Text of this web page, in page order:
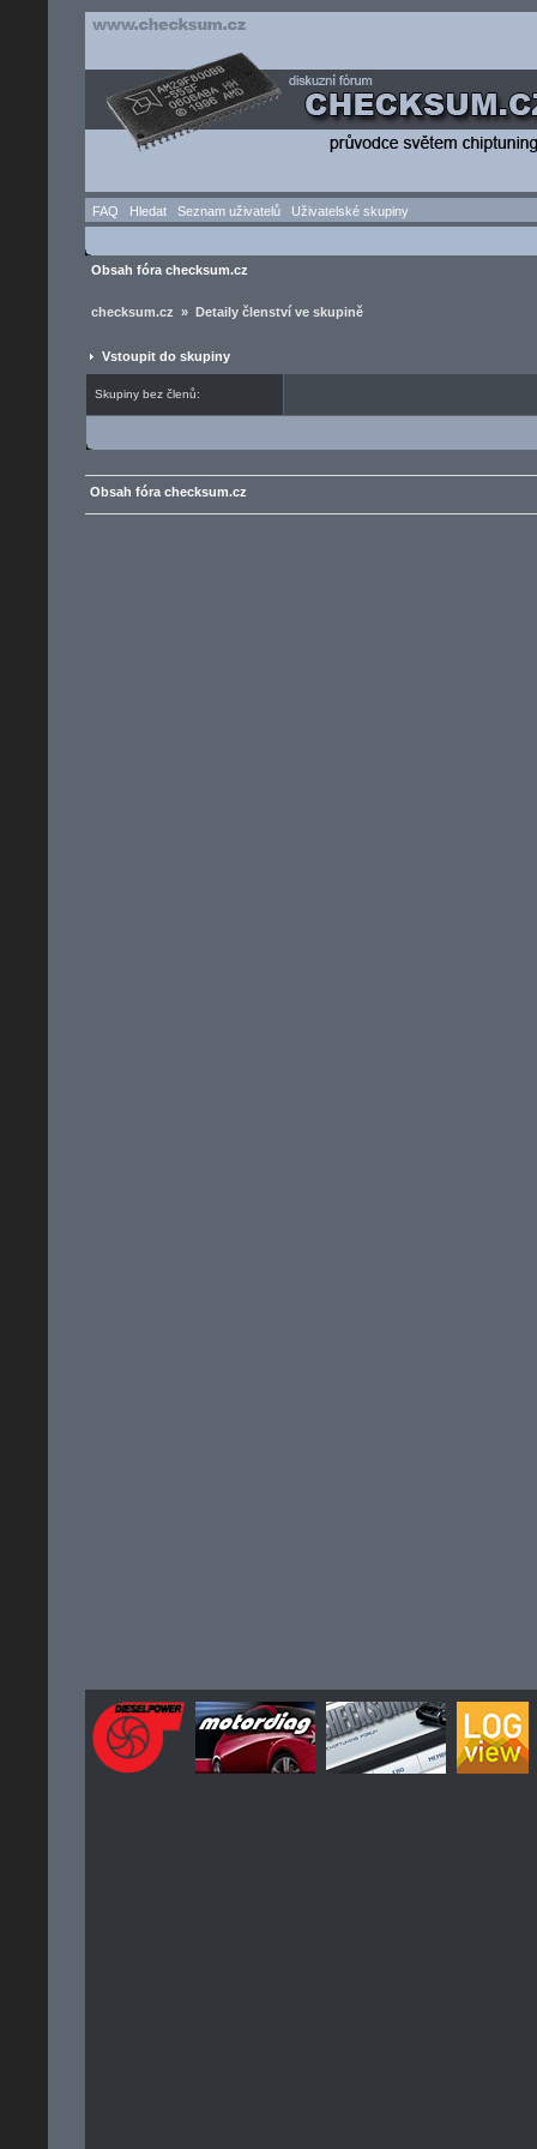
FAQ Hledat Seznam uživatelů Uživatelské skupiny
Obsah fóra checksum.cz
checksum.cz » Detaily členství ve skupině
Vstoupit do skupiny
Skupiny bez členů:
Obsah fóra checksum.cz